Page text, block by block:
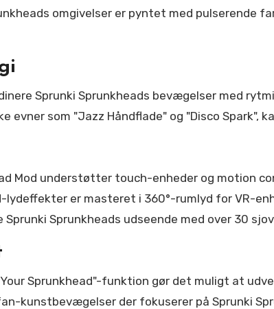
omgivelser er pyntet med pulserende
Sprunki Sprunkheads bevægelser med
evner som "Jazz Håndflade" og "Disco Spark",
Mod understøtter touch-enheder og motion
lydeffekter er masteret i 360°-rumlyd for VR-
Sprunkheads udseende med over 30
Sprunkhead"-funktion gør det muligt at
kunstbevægelser der fokuserer på Sprunki